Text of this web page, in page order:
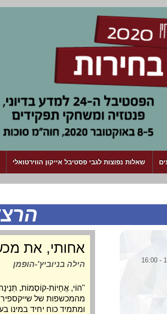
שאלות נפוצות לגבי פסטיבל אייקון הווירטואלי
אחותי, את
הילה בניוביץ'-הופמן
"הוֹי, אֲחָיוֹת-קוֹסְמוֹת,
מהמכשפות של
ומתמיד כוח יחיד